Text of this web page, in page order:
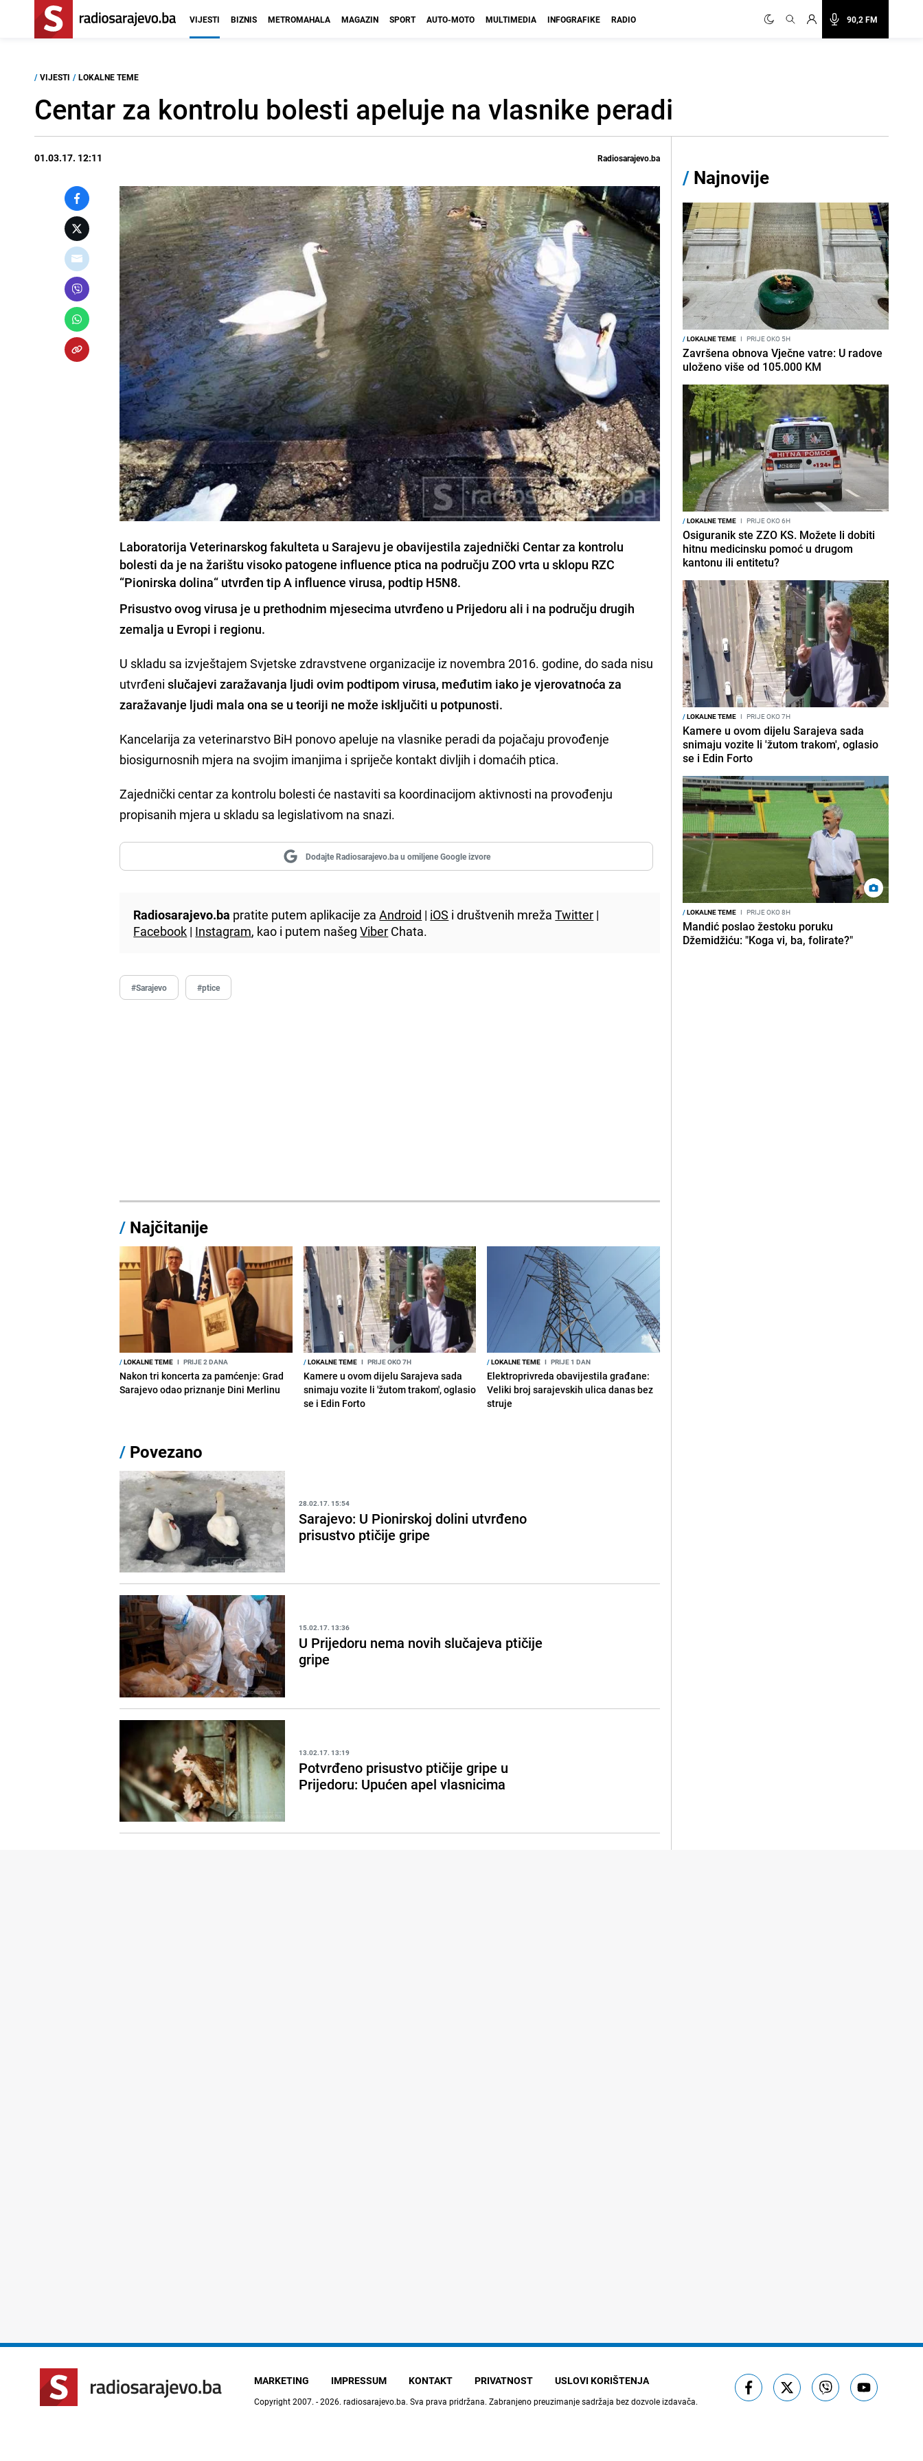
90,2 FM
VIJESTI BIZNIS METROMAHALA MAGAZIN SPORT AUTO-MOTO MULTIMEDIA INFOGRAFIKE RADIO
/ VIJESTI / LOKALNE TEME
Centar za kontrolu bolesti apeluje na vlasnike peradi
01.03.17. 12:11 Radiosarajevo.ba
Laboratorija Veterinarskog fakulteta u Sarajevu je obavijestila zajednički Centar za kontrolu
bolesti da je na žarištu visoko patogene influence ptica na području ZOO vrta u sklopu RZC
“Pionirska dolina“ utvrđen tip A influence virusa, podtip H5N8.
Prisustvo ovog virusa je u prethodnim mjesecima utvrđeno u Prijedoru ali i na području drugih
zemalja u Evropi i regionu.
U skladu sa izvještajem Svjetske zdravstvene organizacije iz novembra 2016. godine, do sada nisu
utvrđenislučajevi zaražavanja ljudi ovim podtipom virusa, međutim iako je vjerovatnoća za
zaražavanje ljudi mala ona se u teoriji ne može isključiti u potpunosti.
Kancelarija za veterinarstvo BiH ponovo apeluje na vlasnike peradi da pojačaju provođenje
biosigurnosnih mjera na svojim imanjima i spriječe kontakt divljih i domaćih ptica.
Zajednički centar za kontrolu bolesti će nastaviti sa koordinacijom aktivnosti na provođenju
propisanih mjera u skladu sa legislativom na snazi.
Dodajte Radiosarajevo.ba u omiljene Google izvore
Radiosarajevo.ba pratite putem aplikacije zaAndroid | iOS i društvenih mrežaTwitter |
Facebook | Instagram, kao i putem našegViber Chata.
#Sarajevo #ptice
/ Najčitanije
/LOKALNE TEME I PRIJE 2 DANA
Nakon tri koncerta za pamćenje: Grad
Sarajevo odao priznanje Dini Merlinu
/LOKALNE TEME I PRIJE OKO 7H
Kamere u ovom dijelu Sarajeva sada
snimaju vozite li 'žutom trakom', oglasio
se i Edin Forto
/LOKALNE TEME I PRIJE 1 DAN
Elektroprivreda obavijestila građane:
Veliki broj sarajevskih ulica danas bez
struje
/ Povezano
28.02.17. 15:54
Sarajevo: U Pionirskoj dolini utvrđeno
prisustvo ptičije gripe
15.02.17. 13:36
U Prijedoru nema novih slučajeva ptičije
gripe
13.02.17. 13:19
Potvrđeno prisustvo ptičije gripe u
Prijedoru: Upućen apel vlasnicima
/ Najnovije
/LOKALNE TEME I PRIJE OKO 5H
Završena obnova Vječne vatre: U radove
uloženo više od 105.000 KM
/LOKALNE TEME I PRIJE OKO 6H
Osiguranik ste ZZO KS. Možete li dobiti
hitnu medicinsku pomoć u drugom
kantonu ili entitetu?
/LOKALNE TEME I PRIJE OKO 7H
Kamere u ovom dijelu Sarajeva sada
snimaju vozite li 'žutom trakom', oglasio
se i Edin Forto
/LOKALNE TEME I PRIJE OKO 8H
Mandić poslao žestoku poruku
Džemidžiću: "Koga vi, ba, folirate?"
MARKETING IMPRESSUM KONTAKT PRIVATNOST USLOVI KORIŠTENJA
Copyright 2007. - 2026. radiosarajevo.ba. Sva prava pridržana. Zabranjeno preuzimanje sadržaja bez dozvole izdavača.